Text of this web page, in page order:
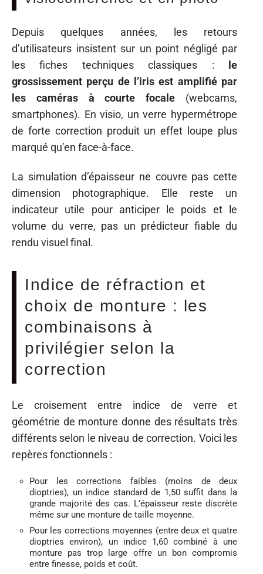
Depuis quelques années, les retours
d’utilisateurs insistent sur un point négligé par
les fiches techniques classiques : le
grossissement perçu de l’iris est amplifié par
les caméras à courte focale (webcams,
smartphones). En visio, un verre hypermétrope
de forte correction produit un effet loupe plus
marqué qu’en face-à-face.
La simulation d’épaisseur ne couvre pas cette
dimension photographique. Elle reste un
indicateur utile pour anticiper le poids et le
volume du verre, pas un prédicteur fiable du
rendu visuel final.
Indice de réfraction et
choix de monture : les
combinaisons à
privilégier selon la
correction
Le croisement entre indice de verre et
géométrie de monture donne des résultats très
différents selon le niveau de correction. Voici les
repères fonctionnels :
Pour les corrections faibles (moins de deux
dioptries), un indice standard de 1,50 suffit dans la
grande majorité des cas. L’épaisseur reste discrète
même sur une monture de taille moyenne.
Pour les corrections moyennes (entre deux et quatre
dioptries environ), un indice 1,60 combiné à une
monture pas trop large offre un bon compromis
entre finesse, poids et coût.